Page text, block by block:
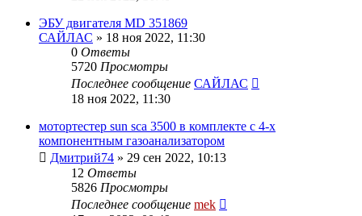
ЭБУ двигателя MD 351869
САЙЛАС » 18 ноя 2022, 11:30
0 Ответы
5720 Просмотры
Последнее сообщение САЙЛАС
18 ноя 2022, 11:30
мотортестер sun sca 3500 в комплекте с 4-х
компонентным газоанализатором
Дмитрий74 » 29 сен 2022, 10:13
12 Ответы
5826 Просмотры
Последнее сообщение mek